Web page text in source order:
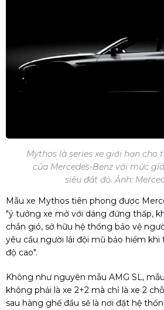
Mythos là series xe giới hạn cho
của Mercedes-Benz với mức
siêu đắt đỏ. Ảnh:
Mẫu xe Mythos tiên phong được
"ý tưởng xe mở với dáng đứng thấp,
chắn gió, sở hữu hệ thống bảo vệ
yêu cầu người lái đội mũ bảo hiểm
độ cao".
Không như nguyên mẫu AMG SL,
không phải là xe 2+2 mà chỉ là xe 2
sau hàng ghế đầu sẽ là nơi đặt hệ